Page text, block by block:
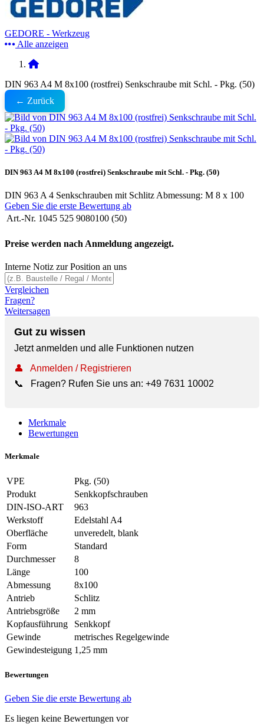
GEDORE - Werkzeug
Alle anzeigen
DIN 963 A4 M 8x100 (rostfrei) Senkschraube mit Schl. - Pkg. (50)
← Zurück
DIN 963 A4 M 8x100 (rostfrei) Senkschraube mit Schl. - Pkg. (50)
DIN 963 A 4 Senkschrauben mit Schlitz Abmessung: M 8 x 100
Geben Sie die erste Bewertung ab
Art.-Nr. 1045 525 9080100 (50)
Preise werden nach Anmeldung angezeigt.
Interne Notiz zur Position an uns
Vergleichen
Fragen?
Weitersagen
Gut zu wissen
Jetzt anmelden und alle Funktionen nutzen
👤
Anmelden / Registrieren
📞
Fragen? Rufen Sie uns an: +49 7631 10002
Merkmale
Bewertungen
Merkmale
VPE
Pkg. (50)
Produkt
Senkkopfschrauben
DIN-ISO-ART
963
Werkstoff
Edelstahl A4
Oberfläche
unveredelt, blank
Form
Standard
Durchmesser
8
Länge
100
Abmessung
8x100
Antrieb
Schlitz
Antriebsgröße
2 mm
Kopfausführung
Senkkopf
Gewinde
metrisches Regelgewinde
Gewindesteigung 1,25 mm
Bewertungen
Geben Sie die erste Bewertung ab
Es liegen keine Bewertungen vor